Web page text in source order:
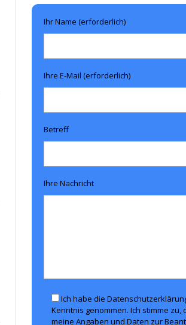
Ihr Name (erforderlich)
Ihre E-Mail (erforderlich)
Betreff
Ihre Nachricht
Ich habe die
Kenntnis genommen. Ich stimme zu,
meine Angaben und Daten zur